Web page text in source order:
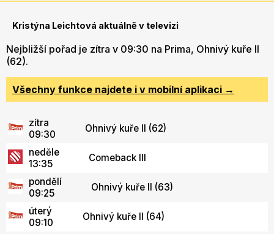
Kristýna Leichtová aktuálně v televizi
Nejbližší pořad je zítra v 09:30 na Prima, Ohnivý kuře II
(62).
Všechny funkce najdete i v mobilní aplikaci →
zítra
09:30
Ohnivý kuře II (62)
neděle
13:35
Comeback III
pondělí
09:25
Ohnivý kuře II (63)
úterý
09:10
Ohnivý kuře II (64)